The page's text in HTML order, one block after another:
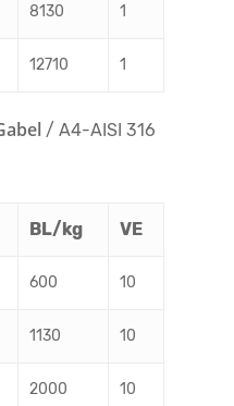
8130 1
12710 1
/ A4-AISI 316
BL/kg VE
600 10
1130 10
2000 10